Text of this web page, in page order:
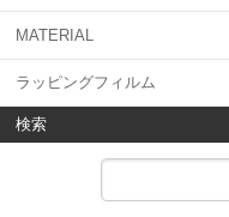
MATERIAL
ラッピングフィルム
検索